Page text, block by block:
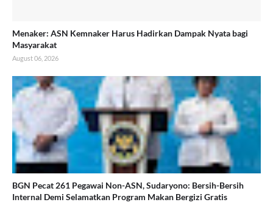
Menaker: ASN Kemnaker Harus Hadirkan Dampak Nyata bagi
Masyarakat
August 06, 2026
BGN Pecat 261 Pegawai Non-ASN, Sudaryono: Bersih-Bersih
Internal Demi Selamatkan Program Makan Bergizi Gratis